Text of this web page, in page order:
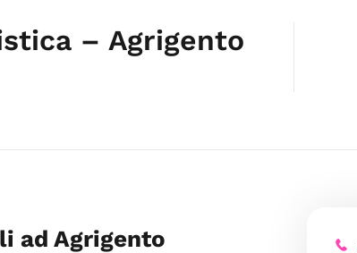
– Agrigento
ad Agrigento